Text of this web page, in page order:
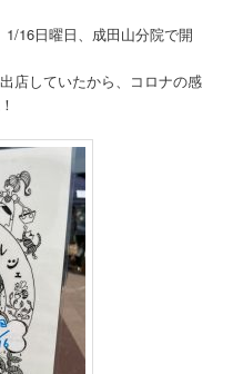
1/16日曜日、成田山分院で開
店していたから、コロナの感